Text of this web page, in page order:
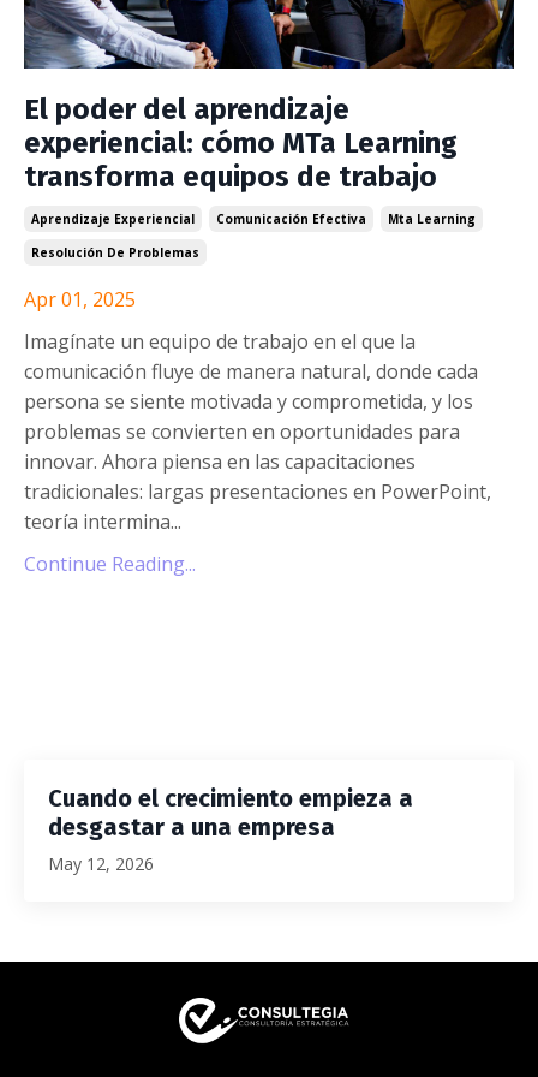
El poder del aprendizaje
experiencial: cómo MTa Learning
transforma equipos de trabajo
Aprendizaje Experiencial Comunicación Efectiva
Mta Learning
Resolución De Problemas
Apr 01, 2025
Imagínate un equipo de trabajo en el que la
comunicación fluye de manera natural, donde cada
persona se siente motivada y comprometida, y los
problemas se convierten en oportunidades para
innovar. Ahora piensa en las capacitaciones
tradicionales: largas presentaciones en PowerPoint,
teoría intermina...
Continue Reading...
Cuando el crecimiento empieza a
desgastar a una empresa
May 12, 2026